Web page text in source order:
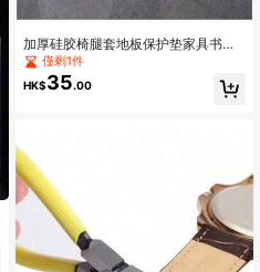
加厚硅胶椅腿套地板保护垫家具书桌
桌腿脚垫隔音防刮
僅剩1件
HK$35.00